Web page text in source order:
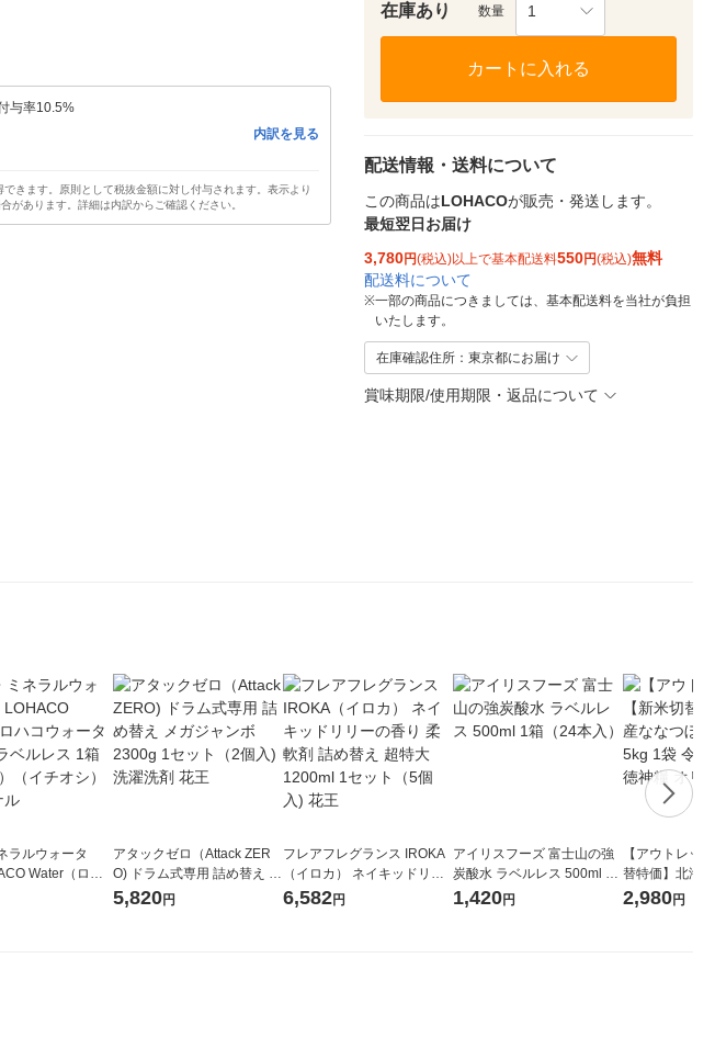
与率10.5%
内訳を見る
きます。原則として税抜金額に対し付与されます。表示より
があります。詳細は内訳からご確認ください。
在庫あり 数量 1
カートに入れる
配送情報・送料について
この商品はLOHACOが販売・発送します。
最短翌日お届け
3,780円(税込)以上で基本配送料550円(税込)無料
配送料について
※一部の商品につきましては、基本配送料を当社が負担
いたします。
在庫確認住所：東京都にお届け
賞味期限/使用期限・返品について
ラルウォータ
Water（ロハ
ー）2L ラベルレ
アタックゼロ（Attack ZER
O) ドラム式専用 詰め替え メ
ガジャンボ 2300g 1セット
5,820円
フレアフレグランス IROKA
（イロカ） ネイキッドリリ
ーの香り 柔軟剤 詰め替え 超
6,582円
アイリスフーズ 富士山の強
炭酸水 ラベルレス 500ml 1
箱（24本入）
1,420円
【アウトレッ
替特価】北海
し 無洗米 5kg
2,980円